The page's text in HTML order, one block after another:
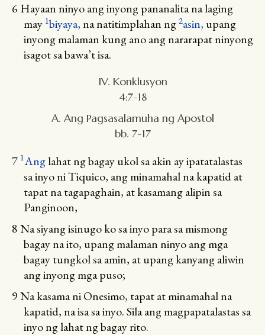
6 Hayaan ninyo ang inyong pananalita na laging
may 1biyaya,na natitimplahan ng 2asin, upang
inyong malaman kung ano ang nararapat ninyong
isagot sa bawa’t isa.
IV. Konklusyon
4:7-18
A. Ang Pagsasalamuha ng Apostol
bb. 7-17
7 1Anglahat ng bagay ukol sa akin ay ipatatalastas
sa inyo ni Tiquico, ang minamahal na kapatid at
tapat na tagapaghain, at kasamang alipin sa
Panginoon,
8Na siyang isinugo ko sa inyo para sa mismong
bagay na ito, upang malaman ninyo ang mga
bagay tungkol sa amin, at upang kanyang aliwin
ang inyong mga puso;
9Na kasama ni Onesimo, tapat at minamahal na
kapatid, na isa sa inyo. Sila ang magpapatalastas sa
inyo ng lahat ng bagay rito.